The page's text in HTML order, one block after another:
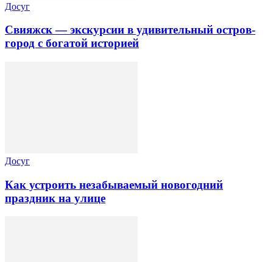
Досуг
Свияжск — экскурсии в удивительный остров-
город с богатой историей
Досуг
Как устроить незабываемый новогодний
праздник на улице